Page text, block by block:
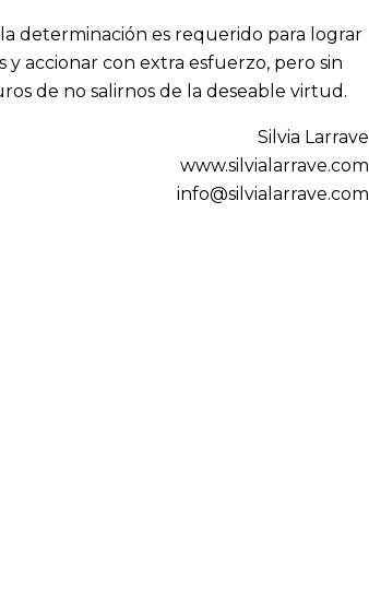
determinación es requerido para lograr
accionar con extra esfuerzo, pero sin
de no salirnos de la deseable virtud.
Silvia Larrave
www.silvialarrave.com
info@silvialarrave.com